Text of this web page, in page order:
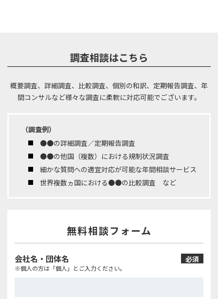
調査相談はこちら
概要調査、詳細調査、比較調査、個別の和訳、定期報告調査、年
間コンサルなど様々な調査に柔軟に対応可能でございます。
（調査例）
●●の詳細調査／定期報告調査
●●の他国（複数）における規制状況調査
細かな質問への適宜対応が可能な年間相談サービス
世界複数ヵ国における●●の比較調査 など
無料相談フォーム
会社名・団体名 必須
※個人の方は「個人」とご入力ください。